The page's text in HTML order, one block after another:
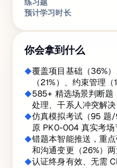
练习题
预计学习时长
你会拿到什么
覆盖项目基础（36%
（21%）、约束管理
585+ 精选场景判断题
处理、干系人冲突解
仿真模拟考试（95 题
原 PK0-004 真实考场
错题本智能推送，重
和沟通变更（26%）
认证终身有效、无需